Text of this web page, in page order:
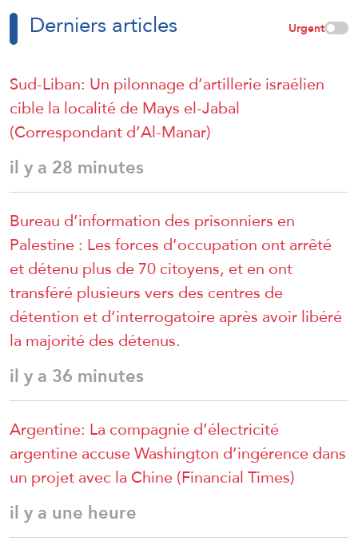
Derniers articles Urgent
Sud-Liban: Un pilonnage d’artillerie israélien
cible la localité de Mays el-Jabal
(Correspondant d’Al-Manar)
il y a 28 minutes
Bureau d’information des prisonniers en
Palestine : Les forces d’occupation ont arrêté
et détenu plus de 70 citoyens, et en ont
transféré plusieurs vers des centres de
détention et d’interrogatoire après avoir libéré
la majorité des détenus.
il y a 36 minutes
Argentine: La compagnie d’électricité
argentine accuse Washington d’ingérence dans
un projet avec la Chine (Financial Times)
il y a une heure